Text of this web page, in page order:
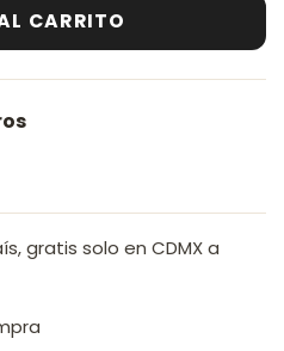
CARRITO
gratis solo en CDMX a